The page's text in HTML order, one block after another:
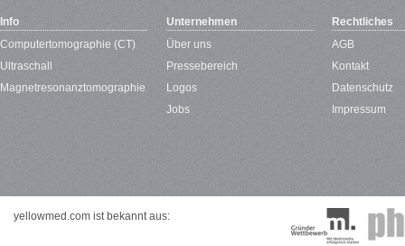
Info
Computertomographie (CT)
Ultraschall
Magnetresonanztomographie
Unternehmen
Über uns
Pressebereich
Logos
Jobs
Rechtliches
AGB
Kontakt
Datenschutz
Impressum
yellowmed.com ist bekannt aus: